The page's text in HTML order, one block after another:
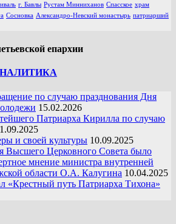
г. Бавлы Рустам Минниханов Спасское храм
Сосновка Александро-Невский монастырь патриарший
епархии
по случаю празднования Дня
15.02.2026
Патриарха Кирилла по случаю
и своей культуры 10.09.2025
Высшего Церковного Совета было
мнение министра внутренней
области О.А. Калугина 10.04.2025
«Крестный путь Патриарха Тихона»